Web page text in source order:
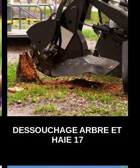
DESSOUCHAGE ARBRE ET
HAIE 17